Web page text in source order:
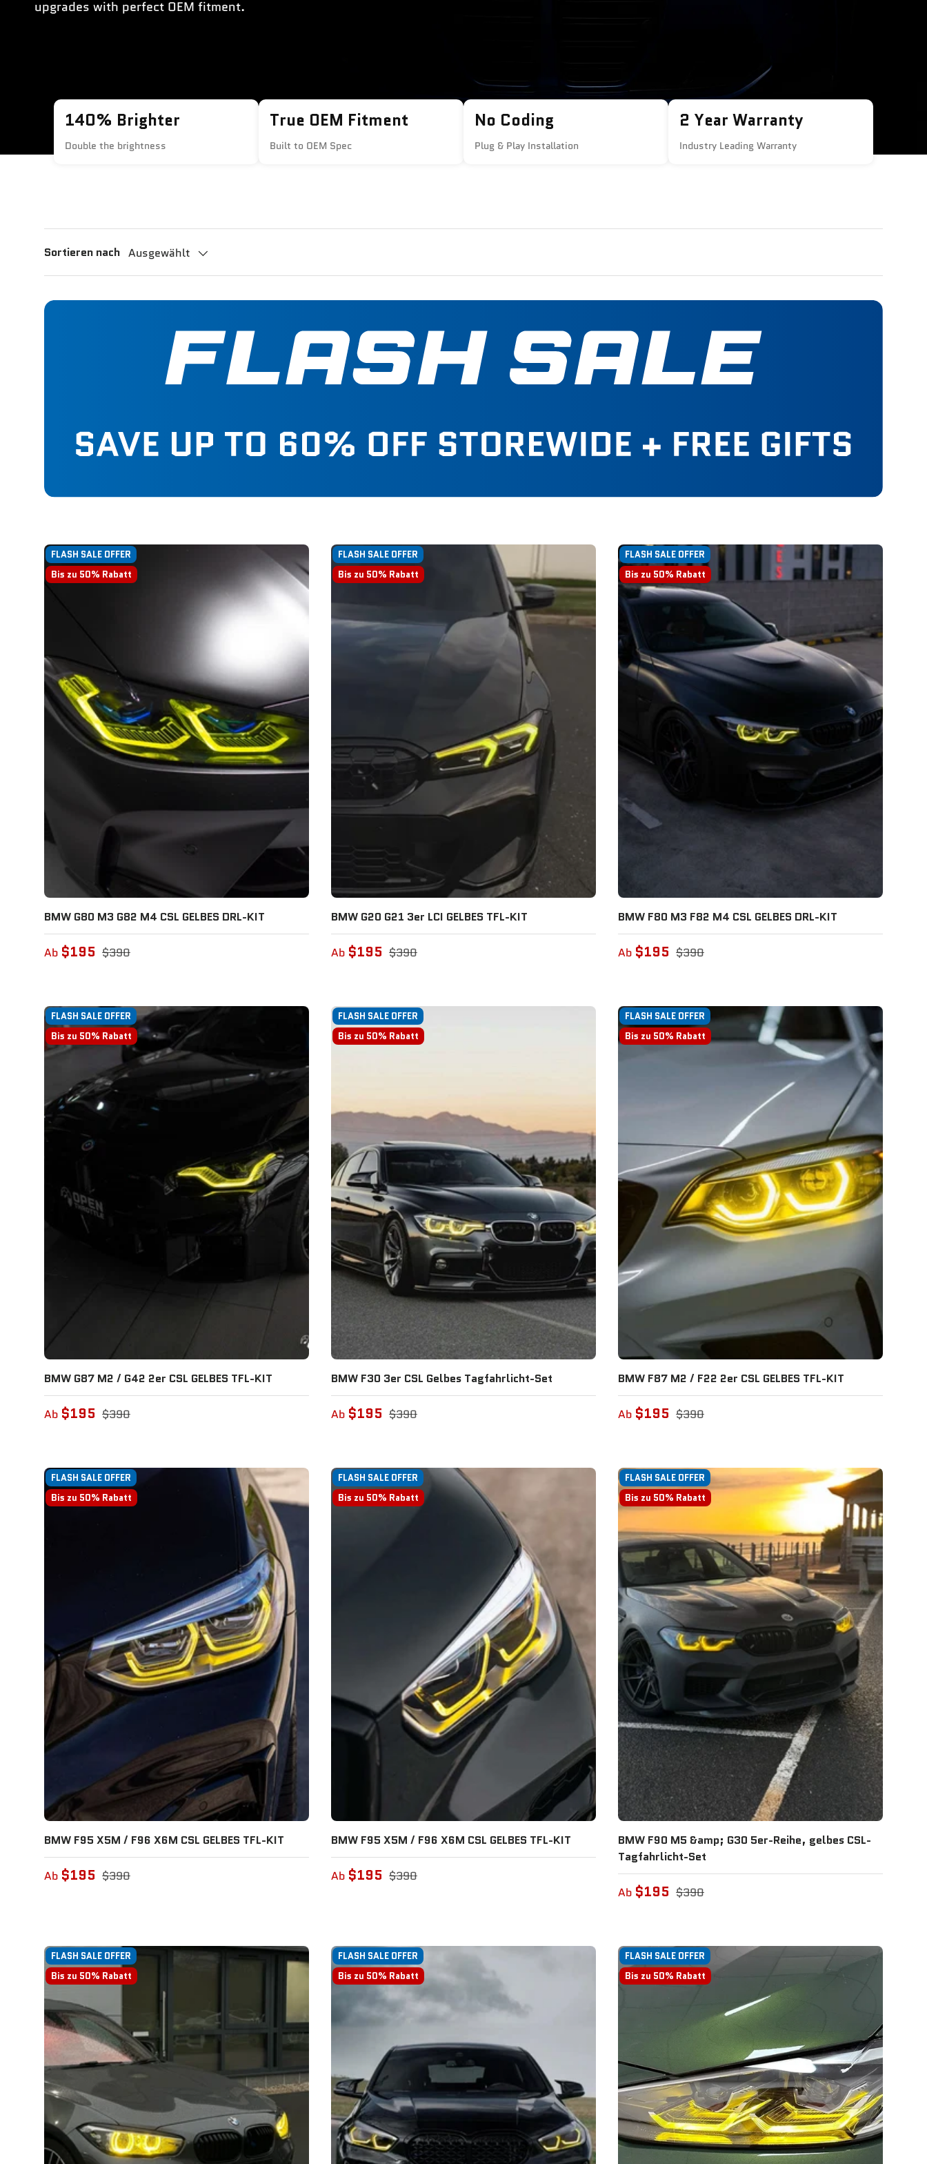
upgrades with perfect OEM fitment.
140% Brighter
Double the brightness
True OEM Fitment
Built to OEM Spec
No Coding
Plug & Play Installation
2 Year Warranty
Industry Leading Warranty
Sortieren nach Ausgewählt
FLASH SALE OFFER
Bis zu 50% Rabatt
BMW G80 M3 G82 M4 CSL GELBES DRL-KIT
Ab $195 $390
FLASH SALE OFFER
Bis zu 50% Rabatt
BMW G20 G21 3er LCI GELBES TFL-KIT
Ab $195 $390
FLASH SALE OFFER
Bis zu 50% Rabatt
BMW F80 M3 F82 M4 CSL GELBES DRL-KIT
Ab $195 $390
FLASH SALE OFFER
Bis zu 50% Rabatt
BMW G87 M2 / G42 2er CSL GELBES TFL-KIT
Ab $195 $390
FLASH SALE OFFER
Bis zu 50% Rabatt
BMW F30 3er CSL Gelbes Tagfahrlicht-Set
Ab $195 $390
FLASH SALE OFFER
Bis zu 50% Rabatt
BMW F87 M2 / F22 2er CSL GELBES TFL-KIT
Ab $195 $390
FLASH SALE OFFER
Bis zu 50% Rabatt
BMW F95 X5M / F96 X6M CSL GELBES TFL-KIT
Ab $195 $390
FLASH SALE OFFER
Bis zu 50% Rabatt
BMW F95 X5M / F96 X6M CSL GELBES TFL-KIT
Ab $195 $390
FLASH SALE OFFER
Bis zu 50% Rabatt
BMW F90 M5 &amp; G30 5er-Reihe, gelbes CSL-
Tagfahrlicht-Set
Ab $195 $390
FLASH SALE OFFER
Bis zu 50% Rabatt
FLASH SALE OFFER
Bis zu 50% Rabatt
FLASH SALE OFFER
Bis zu 50% Rabatt